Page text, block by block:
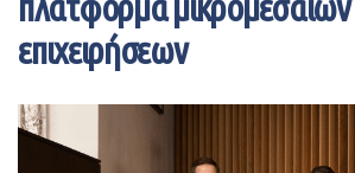
επιχειρήσεων